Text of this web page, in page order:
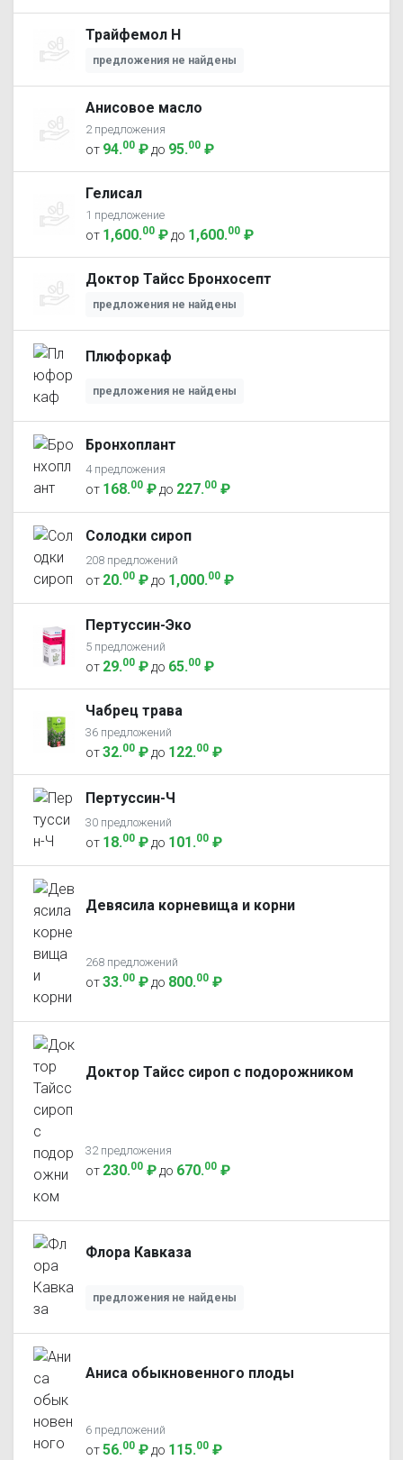
Трайфемол Н
предложения не найдены
Анисовое масло
2 предложения
от 94.00 ₽ до 95.00 ₽
Гелисал
1 предложение
от 1,600.00 ₽ до 1,600.00 ₽
Доктор Тайсс Бронхосепт
предложения не найдены
Плюфоркаф
предложения не найдены
Бронхоплант
4 предложения
от 168.00 ₽ до 227.00 ₽
Солодки сироп
208 предложений
от 20.00 ₽ до 1,000.00 ₽
Пертуссин-Эко
5 предложений
от 29.00 ₽ до 65.00 ₽
Чабрец трава
36 предложений
от32.00 ₽ до 122.00 ₽
Пертуссин-Ч
30 предложений
от 18.00 ₽ до 101.00 ₽
Девясила корневища и корни
268 предложений
от33.00 ₽ до 800.00 ₽
Доктор Тайсс сироп с подорожником
32 предложения
от 230.00 ₽ до 670.00 ₽
Флора Кавказа
предложения не найдены
Аниса обыкновенного плоды
6 предложений
от56.00 ₽ до 115.00 ₽